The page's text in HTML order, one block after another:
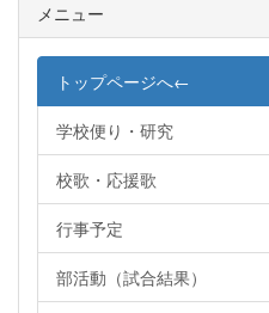
メニュー
トップページへ←
学校便り・研究
校歌・応援歌
行事予定
部活動（試合結果）